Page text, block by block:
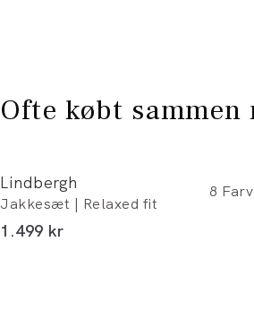
Ofte købt sammen
Lindbergh
Jakkesæt | Relaxed fit
8
I alt (inkl. rabat)
1.499 kr